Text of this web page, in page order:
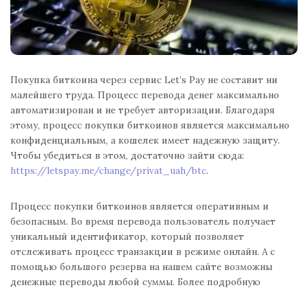
Покупка биткоина через сервис Let’s Pay не составит ни
малейшего труда. Процесс перевода денег максимально
автоматизирован и не требует авторизации. Благодаря
этому, процесс покупки биткоинов является максимально
конфиденциальным, а кошелек имеет надежную защиту.
Чтобы убедиться в этом, достаточно зайти сюда:
https://letspay.me/change/privat_uah/btc.
Процесс покупки биткоинов является оперативным и
безопасным. Во время перевода пользователь получает
уникальный идентификатор, который позволяет
отслеживать процесс транзакции в режиме онлайн. А с
помощью большого резерва на нашем сайте возможны
денежные переводы любой суммы. Более подробную